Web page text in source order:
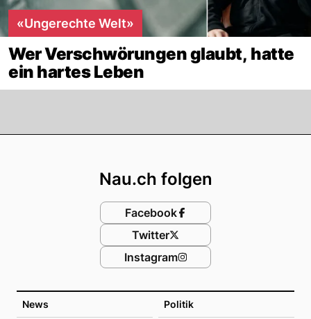
«Ungerechte Welt»
Wer Verschwörungen glaubt, hatte
ein hartes Leben
News Politik
Nau.ch folgen
Facebook
Twitter
Instagram